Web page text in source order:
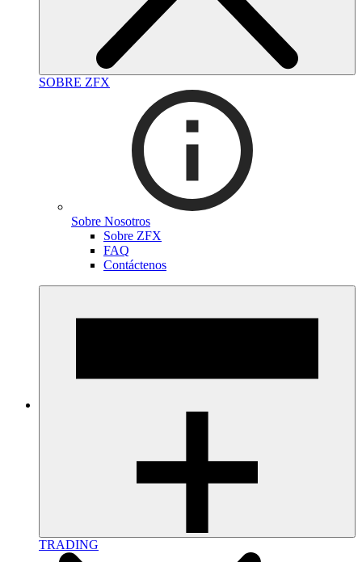
SOBRE ZFX
Sobre Nosotros
Sobre ZFX
FAQ
Contáctenos
TRADING